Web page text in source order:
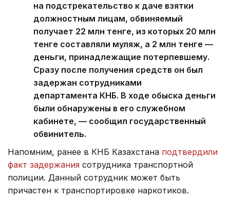
на подстрекательство к даче взятки
должностным лицам, обвиняемый
получает 22 млн тенге, из которых 20 млн
тенге составляли муляж, а 2 млн тенге —
деньги, принадлежащие потерпевшему.
Сразу после получения средств он был
задержан сотрудниками
департамента КНБ. В ходе обыска деньги
были обнаружены в его служебном
кабинете, — сообщил государственный
обвинитель.
Напомним, ранее в КНБ Казахстана подтвердили
факт задержания сотрудника транспортной
полиции. Данный сотрудник может быть
причастен к транспортировке наркотиков.